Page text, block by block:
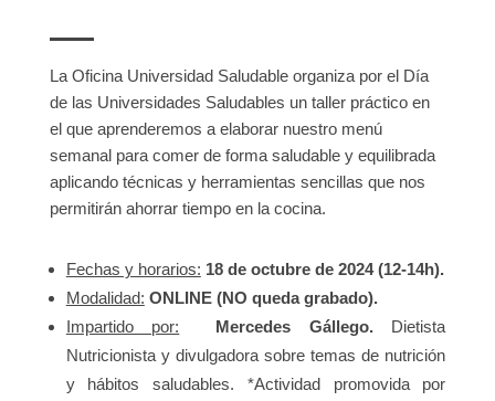
La Oficina Universidad Saludable organiza por el Día
de las Universidades Saludables un taller práctico en
el que aprenderemos a elaborar nuestro menú
semanal para comer de forma saludable y equilibrada
aplicando técnicas y herramientas sencillas que nos
permitirán ahorrar tiempo en la cocina.
Fechas y horarios: 18 de octubre de 2024 (12-14h).
Modalidad: ONLINE(NO queda grabado).
Impartido por: Mercedes Gállego. Dietista
Nutricionista y divulgadora sobre temas de nutrición
y hábitos saludables. *Actividad promovida por